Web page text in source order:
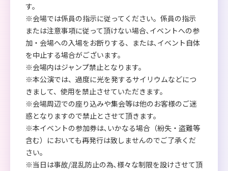
す。
※会場では係員の指示に従ってください。係員の指示
または注意事項に従って頂けない場合､イベントへの参
加・会場への入場をお断りする、または､イベント自体
を中止する場合がございます。
※会場内はジャンプ禁止となります。
※本公演では、過度に光を発するサイリウムなどにつ
きまして、使用を禁止させていただきます。
※会場周辺での座り込みや集会等は他のお客様のご迷
惑となりますので禁止とさせて頂きます。
※本イベントの参加券は､いかなる場合（紛失・盗難等
含む）においても再発行は致しませんのでご了承くだ
さい。
※当日は事故/混乱防止の為､様々な制限を設けさせて頂